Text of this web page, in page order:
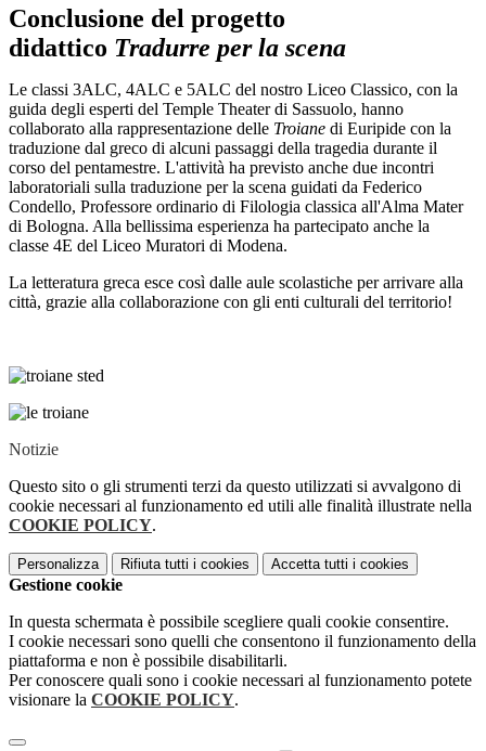
Conclusione del progetto
didattico Tradurre per la scena
Le classi 3ALC, 4ALC e 5ALC del nostro Liceo Classico, con la
guida degli esperti del Temple Theater di Sassuolo, hanno
collaborato alla rappresentazione delle Troiane di Euripide con la
traduzione dal greco di alcuni passaggi della tragedia durante il
corso del pentamestre. L'attività ha previsto anche due incontri
laboratoriali sulla traduzione per la scena guidati da Federico
Condello, Professore ordinario di Filologia classica all'Alma Mater
di Bologna. Alla bellissima esperienza ha partecipato anche la
classe 4E del Liceo Muratori di Modena.
La letteratura greca esce così dalle aule scolastiche per arrivare alla
città, grazie alla collaborazione con gli enti culturali del territorio!
Notizie
Questo sito o gli strumenti terzi da questo utilizzati si avvalgono di
cookie necessari al funzionamento ed utili alle finalità illustrate nella
COOKIE POLICY.
Personalizza Rifiuta tutti i cookies Accetta tutti i cookies
Gestione cookie
In questa schermata è possibile scegliere quali cookie consentire.
I cookie necessari sono quelli che consentono il funzionamento della
piattaforma e non è possibile disabilitarli.
Per conoscere quali sono i cookie necessari al funzionamento potete
visionare la COOKIE POLICY.